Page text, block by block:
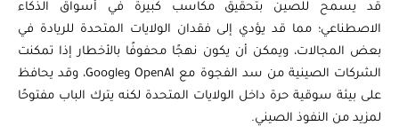
قد يسمح للصين بتحقيق مكاسب كبيرة في أسواق الذكاء
الاصطناعي؛ مما قد يؤدي إلى فقدان الولايات المتحدة للريادة في
بعض المجالات، ويمكن أن يكون نهجًا محفوفًا بالأخطار إذا تمكنت
الشركات الصينية من سد الفجوة مع OpenAI وGoogle، وقد يحافظ
على بيئة سوقية حرة داخل الولايات المتحدة لكنه يترك الباب مفتوحًا
لمزيد من النفوذ الصيني.